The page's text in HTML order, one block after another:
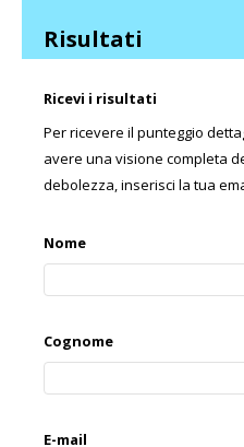
Risultati
Ricevi i risultati
Per ricevere il punteggio
avere una visione completa
debolezza, inserisci la tua
Nome
Cognome
E-mail